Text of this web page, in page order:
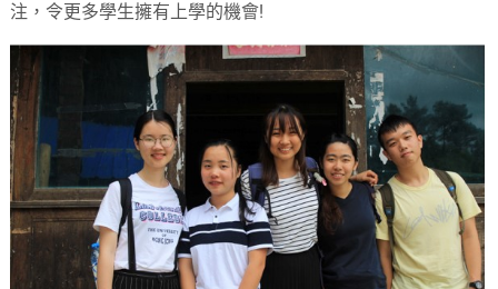
注，令更多學生擁有上學的機會!